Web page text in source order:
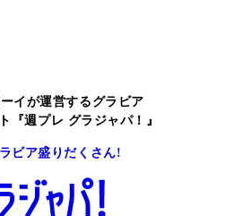
イが運営するグラビア
『週プレ グラジャパ！』
ビア盛りだくさん!